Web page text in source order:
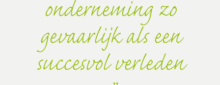
onderneming zo
gevaarlijk als een
succesvol verleden